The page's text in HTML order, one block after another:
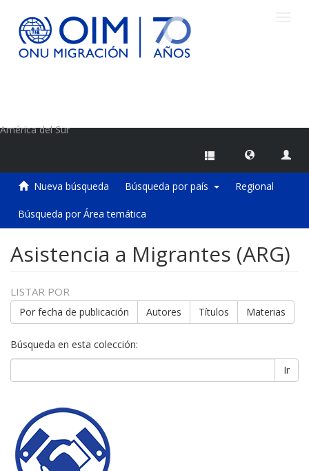
América del Sur
Nueva búsqueda Búsqueda por país Regional
Búsqueda por Área temática
Asistencia a Migrantes (ARG)
LISTAR POR
Por fecha de publicación Autores Títulos Materias
Búsqueda en esta colección:
Ir